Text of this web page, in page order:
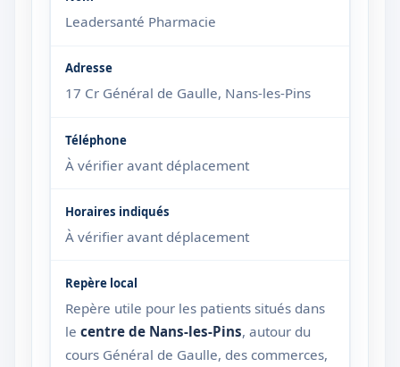
Leadersanté Pharmacie
17 Cr Général de Gaulle, Nans-les-Pins
À vérifier avant déplacement
À vérifier avant déplacement
Repère utile pour les patients situés dans
lecentre de Nans-les-Pins, autour du
cours Général de Gaulle, des commerces,